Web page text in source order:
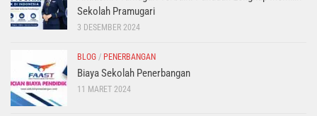
Sekolah Pramugari
3 DESEMBER 2024
BLOG / PENERBANGAN
Biaya Sekolah Penerbangan
11 MARET 2024